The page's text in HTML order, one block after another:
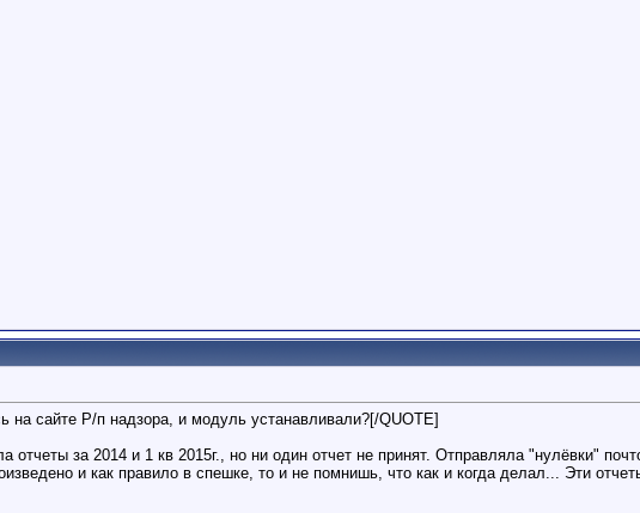
на сайте Р/п надзора, и модуль устанавливали?[/QUOTE]
отчеты за 2014 и 1 кв 2015г., но ни один отчет не принят. Отправляла "нулёвки"
и как правило в спешке, то и не помнишь, что как и когда делал... Эти